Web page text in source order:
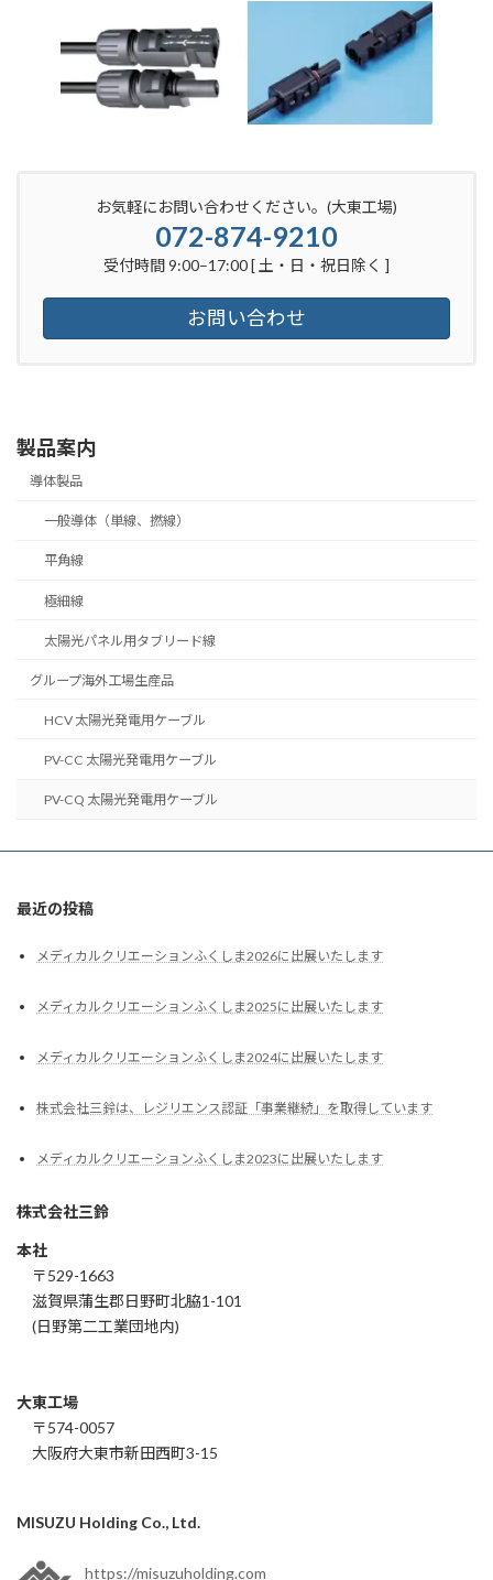
お気軽にお問い合わせください。(大東工場)
072-874-9210
受付時間 9:00–17:00 [ 土・日・祝日除く ]
お問い合わせ
製品案内
導体製品
一般導体（単線、撚線）
平角線
極細線
太陽光パネル用タブリード線
グループ海外工場生産品
HCV 太陽光発電用ケーブル
PV-CC 太陽光発電用ケーブル
PV-CQ 太陽光発電用ケーブル
最近の投稿
メディカルクリエーションふくしま2026に出展いたします
メディカルクリエーションふくしま2025に出展いたします
メディカルクリエーションふくしま2024に出展いたします
株式会社三鈴は、レジリエンス認証「事業継続」を取得しています
メディカルクリエーションふくしま2023に出展いたします
株式会社三鈴
本社
〒529-1663
滋賀県蒲生郡日野町北脇1-101
(日野第二工業団地内)
大東工場
〒574-0057
大阪府大東市新田西町3-15
MISUZU Holding Co., Ltd.
https://misuzuholding.com